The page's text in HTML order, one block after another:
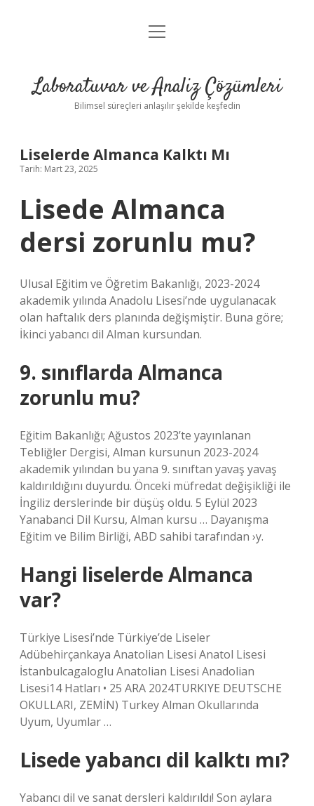
Anasayfa
Yasal Uyarı
menüyü
Laboratuvar ve Analiz Çözümleri
Bilimsel süreçleri anlaşılır şekilde keşfedin
Liselerde Almanca Kalktı Mı
Tarih: Mart 23, 2025
Lisede Almanca
dersi zorunlu mu?
Ulusal Eğitim ve Öğretim Bakanlığı, 2023-2024
akademik yılında Anadolu Lisesi’nde uygulanacak
olan haftalık ders planında değişmiştir. Buna göre;
İkinci yabancı dil Alman kursundan.
9. sınıflarda Almanca
zorunlu mu?
Eğitim Bakanlığı; Ağustos 2023’te yayınlanan
Tebliğler Dergisi, Alman kursunun 2023-2024
akademik yılından bu yana 9. sınıftan yavaş yavaş
kaldırıldığını duyurdu. Önceki müfredat değişikliği ile
İngiliz derslerinde bir düşüş oldu. 5 Eylül 2023
Yanabanci Dil Kursu, Alman kursu … Dayanışma
Eğitim ve Bilim Birliği, ABD sahibi tarafından ›y.
Hangi liselerde Almanca
var?
Türkiye Lisesi’nde Türkiye’de Liseler
Adübehirçankaya Anatolian Lisesi Anatol Lisesi
İstanbulcagaloglu Anatolian Lisesi Anadolian
Lisesi14 Hatları • 25 ARA 2024TURKIYE DEUTSCHE
OKULLARI, ZEMİN) Turkey Alman Okullarında
Uyum, Uyumlar …
Lisede yabancı dil kalktı mı?
Yabancı dil ve sanat dersleri kaldırıldı! Son aylara